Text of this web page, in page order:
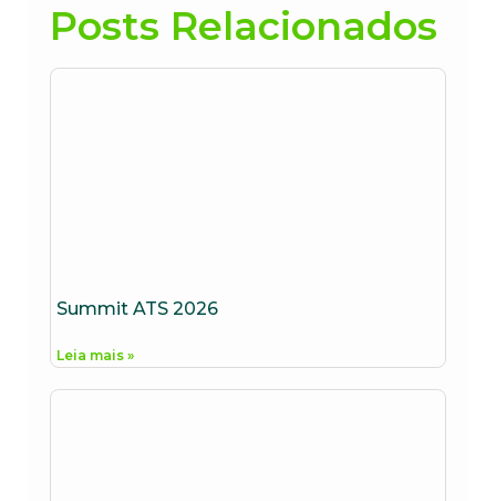
Posts Relacionados
Summit ATS 2026
Leia mais »